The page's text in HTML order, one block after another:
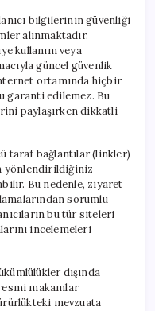
bilgilerinin güvenliği
alınmaktadır.
kullanım veya
güncel güvenlik
ortamında hiçbir
garanti edilemez. Bu
paylaşırken dikkatli
taraf bağlantılar (linkler)
yönlendirildiğiniz
Bu nedenle, ziyaret
sorumlu
bu tür siteleri
incelemeleri
dışında
makamlar
mevzuata